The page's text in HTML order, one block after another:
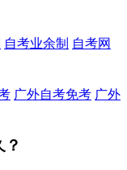
自考业余制 自考网
广外自考免考 广外